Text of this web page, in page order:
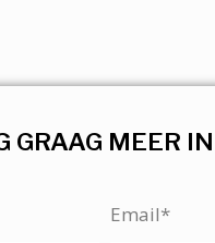
GRAAG MEER
Email*